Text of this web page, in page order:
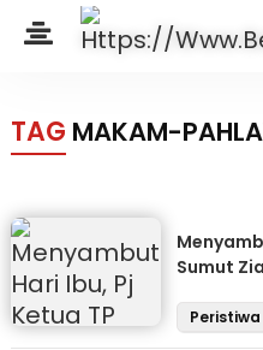
TAG MAKAM-
Sumut
Peristiwa